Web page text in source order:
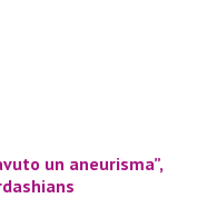
un aneurisma”,